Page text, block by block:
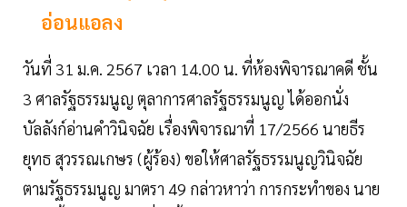
อ่อนแอลง
วันที่ 31 ม.ค. 2567 เวลา 14.00 น. ที่ห้องพิจารณาคดี ชั้น
3 ศาลรัฐธรรมนูญ ตุลาการศาลรัฐธรรมนูญ ได้ออกนั่ง
บัลลังก์อ่านคำวินิจฉัย เรื่องพิจารณาที่ 17/2566 นายธีร
ยุทธ สุวรรณเกษร (ผู้ร้อง) ขอให้ศาลรัฐธรรมนูญวินิจฉัย
ตามรัฐธรรมนูญ มาตรา 49 กล่าวหาว่า การกระทำของ นาย